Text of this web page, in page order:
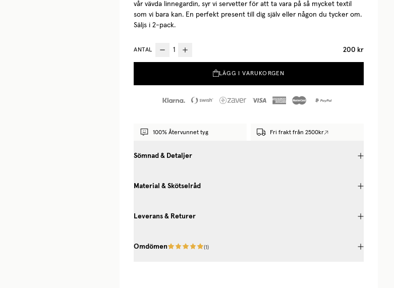
vår vävda linnegardin, syr vi servetter för att ta vara på så mycket textil
som vi bara kan. En perfekt present till dig själv eller någon du tycker om.
Säljs i 2-pack.
ANTAL 200 kr
LÄGG I VARUKORGEN
100% Återvunnet tyg Fri frakt från 2500kr
Sömnad & Detaljer
Material & Skötselråd
Leverans & Returer
Omdömen (1)